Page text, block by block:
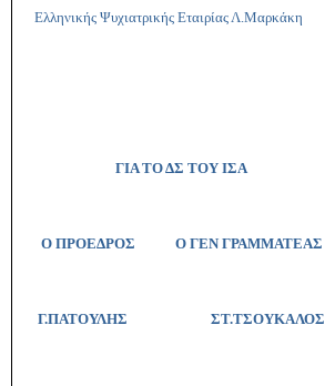
Ελληνικής Ψυχιατρικής Εταιρίας Λ.Μαρκάκη
ΓΙΑ ΤΟ ΔΣ ΤΟΥ ΙΣΑ
Ο ΠΡΟΕΔΡΟΣ Ο ΓΕΝ ΓΡΑΜΜΑΤΕΑΣ
Γ.ΠΑΤΟΥΛΗΣ ΣΤ.ΤΣΟΥΚΑΛΟΣ